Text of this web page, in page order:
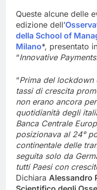
Queste alcune delle
edizione dell’
della School of
Milano*, presentato
“Innovative
“Prima del
tassi di crescita
non erano ancora
quotidianità degli
Banca Centrale
posizionava al 24°
continentale delle
seguita solo da
tutti Paesi con
Dichiara Alessandro